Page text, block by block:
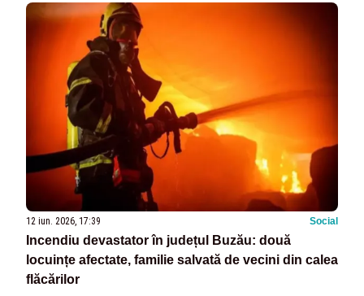
12 iun. 2026, 17:39 Social
Incendiu devastator în județul Buzău: două
locuințe afectate, familie salvată de vecini din calea
flăcărilor